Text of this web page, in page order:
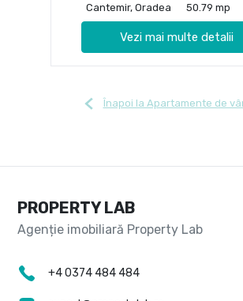
Cantemir, Oradea
50.79 mp
Vezi mai multe detalii
Înapoi la Apartamente de
PROPERTY LAB
+4 0374 484 484